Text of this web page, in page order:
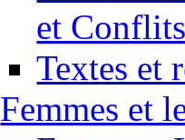
et Conflits
Textes et
Femmes et